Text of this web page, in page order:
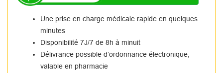
Une prise en charge médicale rapide en quelques
minutes
Disponibilité 7J/7 de 8h à minuit
Délivrance possible d’ordonnance électronique,
valable en pharmacie